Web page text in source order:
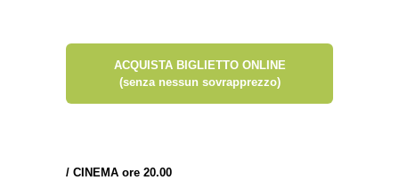
ACQUISTA BIGLIETTO ONLINE
(senza nessun sovrapprezzo)
/ CINEMA ore 20.00